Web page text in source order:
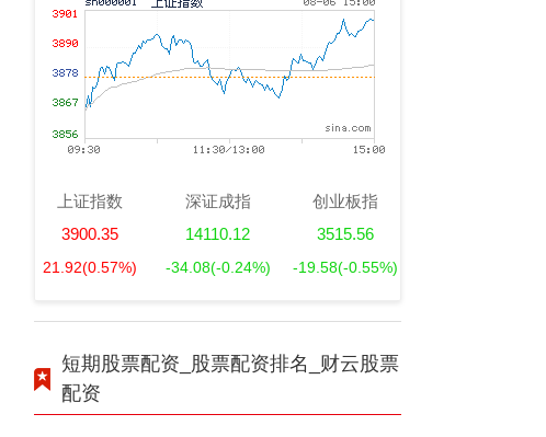
上证指数
3900.35
21.92(0.57%)
深证成指
14110.12
-34.08(-0.24%)
创业板指
3515.56
-19.58(-0.55%)
短期股票配资_股票配资排名_财云股票
配资